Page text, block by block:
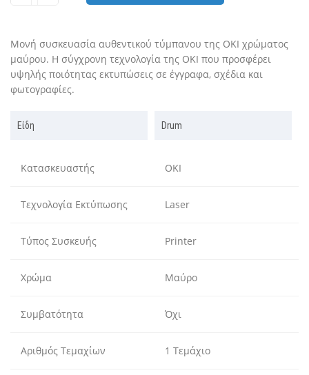
Μονή συσκευασία αυθεντικού τύμπανου της OKI χρώματος
μαύρου. Η σύγχρονη τεχνολογία της OKI που προσφέρει
υψηλής ποιότητας εκτυπώσεις σε έγγραφα, σχέδια και
φωτογραφίες.
Είδη Drum
Κατασκευαστής OKI
Τεχνολογία Εκτύπωσης Laser
Τύπος Συσκευής Printer
Χρώμα Μαύρο
Συμβατότητα Όχι
Αριθμός Τεμαχίων 1 Τεμάχιο